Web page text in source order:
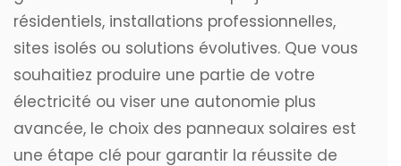
résidentiels, installations professionnelles,
sites isolés ou solutions évolutives. Que vous
souhaitiez produire une partie de votre
électricité ou viser une autonomie plus
avancée, le choix des panneaux solaires est
une étape clé pour garantir la réussite de